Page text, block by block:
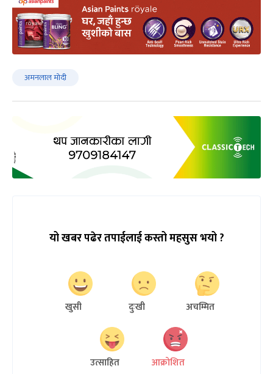
अमनलाल मोदी
यो खबर पढेर तपाईलाई कस्तो महसुस भयो ?
खुसी दुःखी अचम्मित
उत्साहित आक्रोशित